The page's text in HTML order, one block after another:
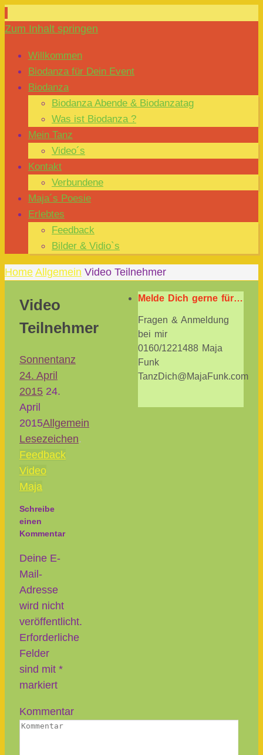
Zum Inhalt springen
Willkommen
Biodanza für Dein Event
Biodanza
Biodanza Abende & Biodanzatag
Was ist Biodanza ?
Mein Tanz
Video´s
Kontakt
Verbundene
Maja´s Poesie
Erlebtes
Feedback
Bilder & Vidio`s
Home Allgemein Video Teilnehmer
Video
Teilnehmer
Sonnentanz
24. April
2015 24.
April
2015Allgemein
Lesezeichen.
Feedback
Video
Maja
Schreibe
einen
Kommentar
Deine E-
Mail-
Adresse
wird nicht
veröffentlicht.
Erforderliche
Felder
sind mit *
markiert
Kommentar
Melde Dich gerne für…
Fragen & Anmeldung
bei mir
0160/1221488 Maja
Funk
TanzDich@MajaFunk.com